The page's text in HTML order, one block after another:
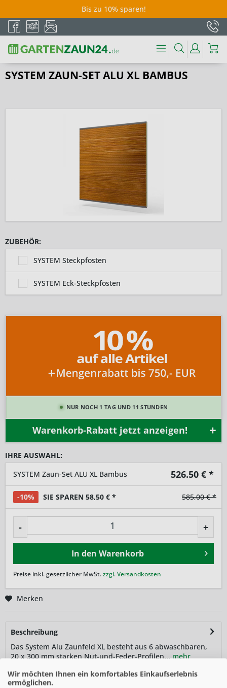
Bis zu 10% sparen!
SYSTEM ZAUN-SET ALU XL BAMBUS
ZUBEHÖR:
SYSTEM Steckpfosten
SYSTEM Eck-Steckpfosten
NUR NOCH 1 TAG UND 11 STUNDEN
Warenkorb-Rabatt jetzt anzeigen!
IHRE AUSWAHL:
SYSTEM Zaun-Set ALU XL Bambus
526.50 € *
-10% SIE SPAREN 58,50 € * 585,00 € *
- +
In den Warenkorb
Preise inkl. gesetzlicher MwSt.zzgl. Versandkosten
Merken
Beschreibung
Das System Alu Zaunfeld XL besteht aus 6 abwaschbaren,
20 x 300 mm starken Nut-und-Feder-Profilen... mehr
Zubehör 2
Wir möchten Ihnen ein komfortables Einkaufserlebnis
ermöglichen.